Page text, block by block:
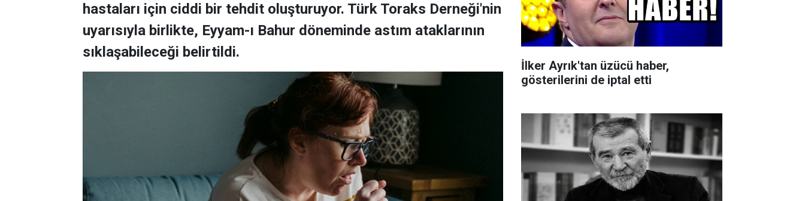
hastaları için ciddi bir tehdit oluşturuyor. Türk Toraks Derneği'nin
uyarısıyla birlikte, Eyyam-ı Bahur döneminde astım ataklarının
sıklaşabileceği belirtildi.
İlker Ayrık'tan üzücü haber,
gösterilerini de iptal etti